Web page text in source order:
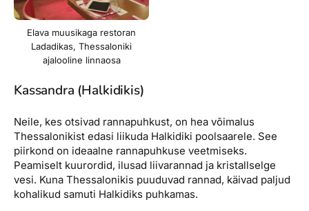
Elava muusikaga restoran
Ladadikas, Thessaloniki
ajalooline linnaosa
Kassandra (Halkidikis)
Neile, kes otsivad rannapuhkust, on hea võimalus
Thessalonikist edasi liikuda Halkidiki poolsaarele. See
piirkond on ideaalne rannapuhkuse veetmiseks.
Peamiselt kuurordid, ilusad liivarannad ja kristallselge
vesi. Kuna Thessalonikis puuduvad rannad, käivad paljud
kohalikud samuti Halkidiks puhkamas.